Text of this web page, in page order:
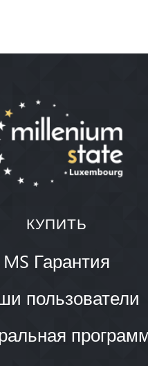
КУПИТЬ
MS Гарантия
пользователи